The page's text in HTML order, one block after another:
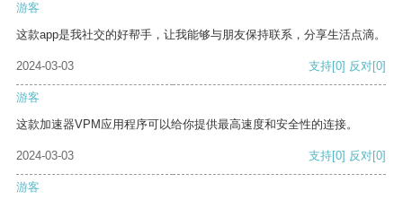
游客
这款app是我社交的好帮手，让我能够与朋友保持联系，分享生活点滴。
2024-03-03 支持[0] 反对[0]
游客
这款加速器VPM应用程序可以给你提供最高速度和安全性的连接。
2024-03-03 支持[0] 反对[0]
游客